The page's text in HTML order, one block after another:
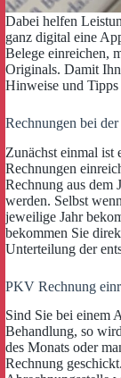
Dabei helfen
ganz digital eine
Belege einreichen,
Originals. Damit
Hinweise und
Rechnungen bei
Zunächst einmal ist
Rechnungen
Rechnung aus dem
werden. Selbst
jeweilige Jahr
bekommen Sie
Unterteilung der
PKV Rechnung
Sind Sie bei einem
Behandlung, so
des Monats oder
Rechnung